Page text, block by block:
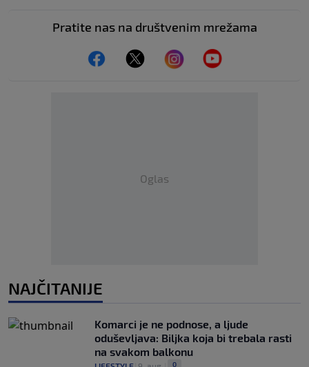
Pratite nas na društvenim mrežama
Oglas
NAJČITANIJE
Komarci je ne podnose, a ljude
oduševljava: Biljka koja bi trebala rasti
na svakom balkonu
0